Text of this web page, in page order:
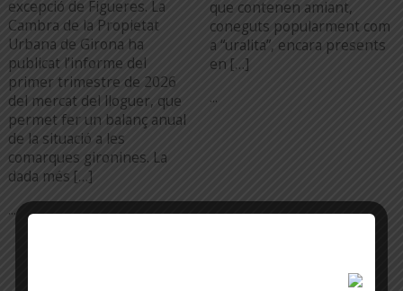
excepció de Figueres. La
Cambra de la Propietat
Urbana de Girona ha
publicat l’informe del
primer trimestre de 2026
del mercat del lloguer, que
permet fer un balanç anual
de la situació a les
comarques gironines. La
dada més […]
...
que contenen amiant,
coneguts popularment com
a “uralita”, encara presents
en […]
...